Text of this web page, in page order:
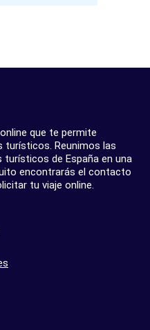
que te permite
turísticos. Reunimos las
de España en una
encontrarás el contacto
tu viaje online.